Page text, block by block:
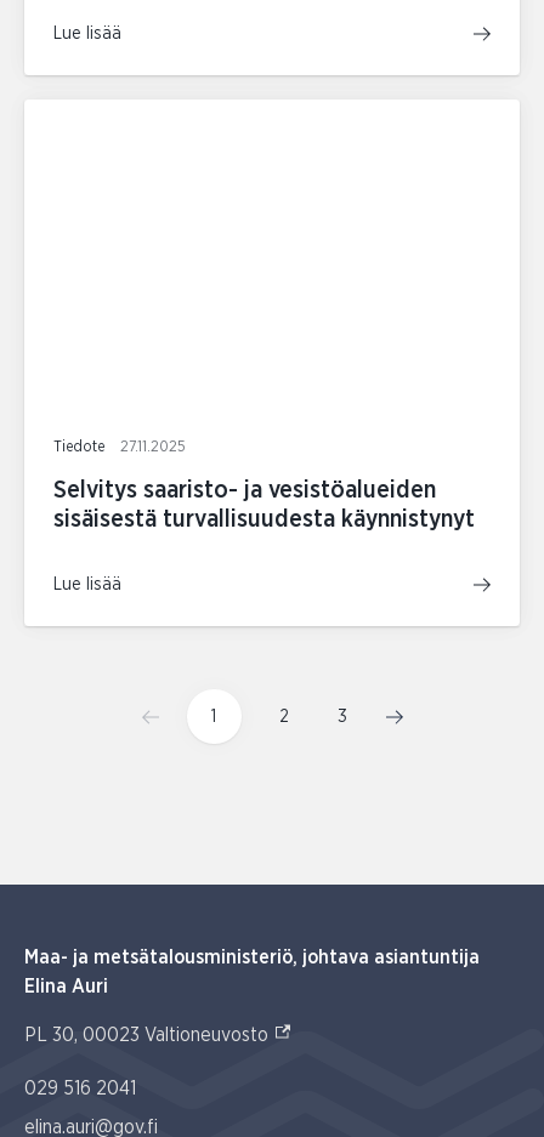
Lue lisää
Tiedote 27.11.2025
Selvitys saaristo- ja vesistöalueiden
sisäisestä turvallisuudesta käynnistynyt
Lue lisää
1 2 3
Maa- ja metsätalousministeriö, johtava asiantuntija
Elina Auri
PL 30, 00023 Valtioneuvosto (Ulkoinen linkki)
029 516 2041
elina.auri@gov.fi